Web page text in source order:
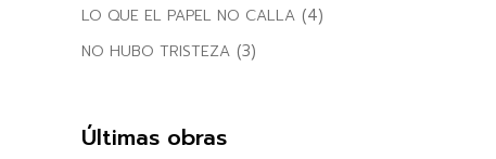
LO QUE EL PAPEL NO CALLA (4)
NO HUBO TRISTEZA (3)
Últimas obras